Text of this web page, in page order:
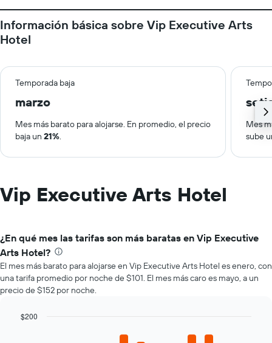
Información básica sobre Vip Executive Arts
Hotel
Temporada baja
marzo
Mes más barato para alojarse. En promedio, el precio
baja un 21%.
Mes
sube
Vip Executive Arts Hotel
¿En qué mes las tarifas son más baratas en Vip Executive
Arts Hotel?
El mes más barato para alojarse en Vip Executive Arts Hotel es enero, con
una tarifa promedio por noche de $101. El mes más caro es mayo, a un
precio de $152 por noche.
$200